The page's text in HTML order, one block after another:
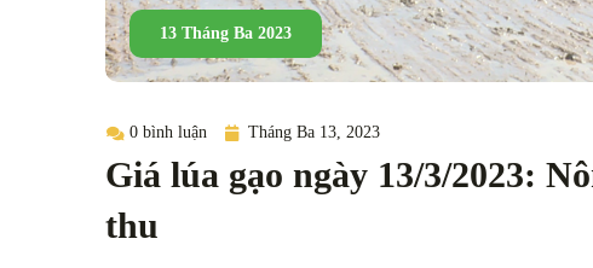
13 Tháng Ba 2023
0 bình luận Tháng Ba 13, 2023
Giá lúa gạo ngày 13/3/2023:
thu